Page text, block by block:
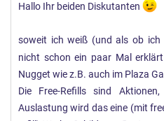
Hallo Ihr beiden Diskutanten
soweit ich weiß (und als ob ich
nicht schon ein paar Mal
Nugget wie z.B. auch im Plaza
Die Free-Refills sind
Auslastung wird das eine (mit